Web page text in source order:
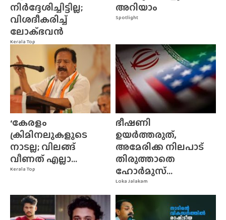
Kerala Top
നിർദ്ദേശിച്ചിട്ടില്ല;
വിശദീകരിച്ച്
ലോക്‌ഭവൻ
Spotlight
അറിയാം
Kerala Top
‘കേരളം
ക്രിമിനലുകളുടെ
നാടല്ല; വിലങ്ങ്
വീണത് എല്ലാ...
Loka Jalakam
ഭീഷണി
ഉയർത്തരുത്,
അമേരിക്ക നിലപാട്
തിരുത്താതെ
ഹോർമുസ്...